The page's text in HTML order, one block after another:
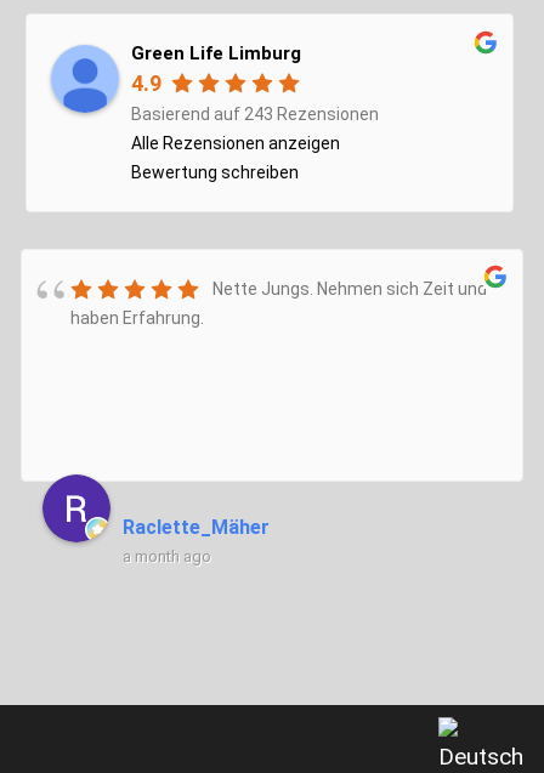
Green Life Limburg
4.9
Basierend auf 243 Rezensionen
Alle Rezensionen anzeigen
Bewertung schreiben
Nette Jungs. Nehmen sich Zeit und
haben Erfahrung.
Raclette_Mäher
a month ago